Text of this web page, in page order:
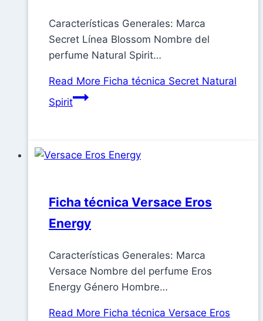
Características Generales: Marca
Secret Línea Blossom Nombre del
perfume Natural Spirit…
Read More Ficha técnica Secret Natural
Spirit
Ficha técnica Versace Eros
Energy
Características Generales: Marca
Versace Nombre del perfume Eros
Energy Género Hombre…
Read More Ficha técnica Versace Eros